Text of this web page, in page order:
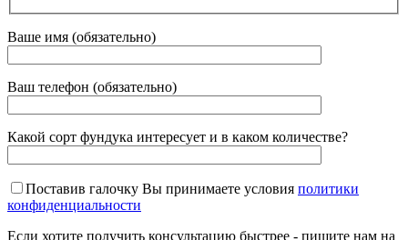
Ваше имя (обязательно)
Ваш телефон (обязательно)
Какой сорт фундука интересует и в каком количестве?
Поставив галочку Вы принимаете условия политики
конфиденциальности
Если хотите получить консультацию быстрее - пишите нам на